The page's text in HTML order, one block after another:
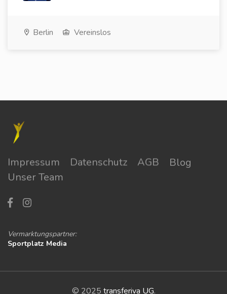
Berlin Vereinslos
Impressum Datenschutz AGB
Blog
Unser Team
Vermarktungspartner:
Sportplatz Media
© 2025 transferiva UG.